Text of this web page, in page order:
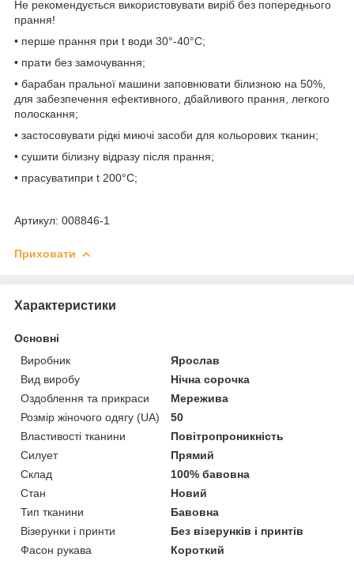
Не рекомендується використовувати виріб без попереднього
прання!
• перше прання при t води 30°-40°C;
• прати без замочування;
• барабан пральної машини заповнювати білизною на 50%,
для забезпечення ефективного, дбайливого прання, легкого
полоскання;
• застосовувати рідкі миючі засоби для кольорових тканин;
• сушити білизну відразу після прання;
• прасуватипри t 200°С;
Артикул: 008846-1
Приховати
Характеристики
Основні
Виробник
Ярослав
Вид виробу
Нічна сорочка
Оздоблення та прикраси
Мережива
Розмір жіночого одягу (UA)
50
Властивості тканини
Повітропроникність
Силует
Прямий
Склад
100% бавовна
Стан
Новий
Тип тканини
Бавовна
Візерунки і принти
Без візерунків і принтів
Фасон рукава
Короткий